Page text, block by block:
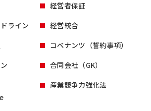
経営者保証
ライン
経営統合
コベナンツ（誓約事項）
合同会社（GK）
産業競争力強化法